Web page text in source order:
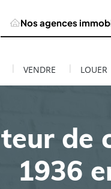
Nos agences
| VENDRE | LOUER
de
1936